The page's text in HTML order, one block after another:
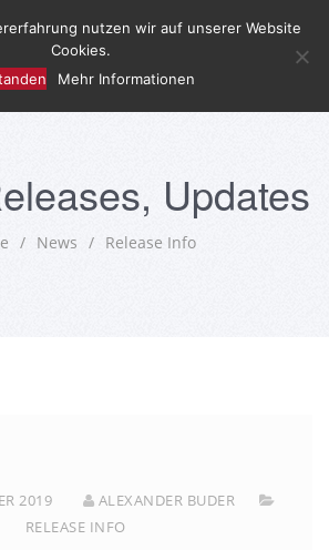
Updates
/ News / Release Info
2019
ALEXANDER BUDER
RELEASE INFO
nutzen wir auf unserer Website
Cookies.
Mehr Informationen